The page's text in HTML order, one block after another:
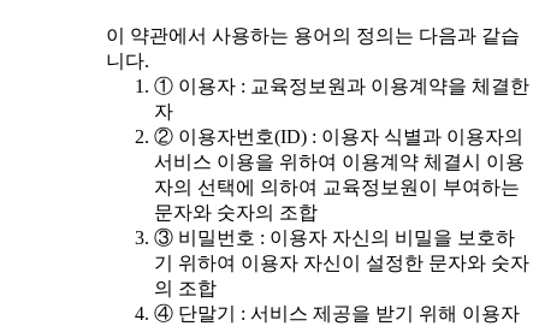
이 약관에서 사용하는 용어의 정의는 다음과 같습
니다.
① 이용자 : 교육정보원과 이용계약을 체결한
자
② 이용자번호(ID) : 이용자 식별과 이용자의
서비스 이용을 위하여 이용계약 체결시 이용
자의 선택에 의하여 교육정보원이 부여하는
문자와 숫자의 조합
③ 비밀번호 : 이용자 자신의 비밀을 보호하
기 위하여 이용자 자신이 설정한 문자와 숫자
의 조합
④ 단말기 : 서비스 제공을 받기 위해 이용자